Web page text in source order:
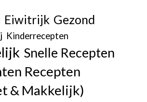
Eiwitrijk Gezond
Kinderrecepten
Snelle Recepten
Recepten
& Makkelijk)